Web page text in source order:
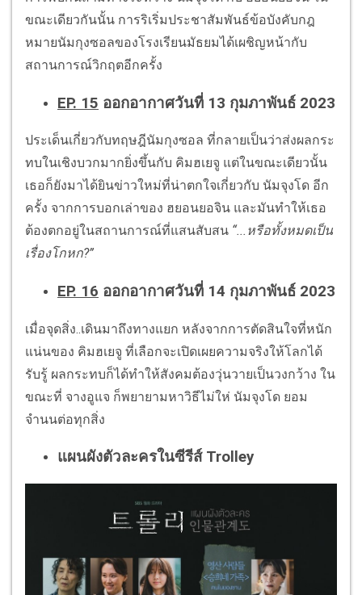
ขณะเดียวกันนั้น การริเริ่มประชาสัมพันธ์ข้อบังคับกฎ
หมายนัมกุงซอลของโรงเรียนมัธยมได้เผชิญหน้ากับ
สถานการณ์วิกฤตอีกครั้ง
EP. 15 ออกอากาศวันที่ 13 กุมภาพันธ์ 2023
ประเด็นเกี่ยวกับทฤษฎีนัมกุงซอล ที่กลายเป็นว่าส่งผลกระ
ทบในเชิงบวกมากยิ่งขึ้นกับ คิมฮเยจู แต่ในขณะเดียวนั้น
เธอก็ยังมาได้ยินข่าวใหม่ที่น่าตกใจเกี่ยวกับ นัมจุงโด อีก
ครั้ง จากการบอกเล่าของ ฮยอนยอจิน และมันทำให้เธอ
ต้องตกอยู่ในสถานการณ์ที่แสนสับสน “... หรือทั้งหมดเป็น
เรื่องโกหก?”
EP. 16 ออกอากาศวันที่ 14 กุมภาพันธ์ 2023
เมื่อจุดสิ่ง..เดินมาถึงทางแยก หลังจากการตัดสินใจที่หนัก
แน่นของ คิมฮเยจู ที่เลือกจะเปิดเผยความจริงให้โลกได้
รับรู้ ผลกระทบก็ได้ทำให้สังคมต้องวุ่นวายเป็นวงกว้าง ใน
ขณะที่ จางอูแจ ก็พยายามหาวิธีไม่ให่ นัมจุงโด ยอม
จำนนต่อทุกสิ่ง
แผนผังตัวละครในซีรีส์ Trolley